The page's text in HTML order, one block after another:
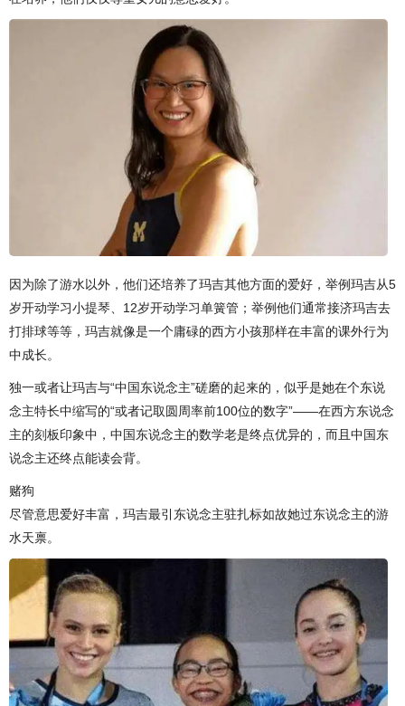
因为除了游水以外，他们还培养了玛吉其他方面的爱好，举例玛吉从5
岁开动学习小提琴、12岁开动学习单簧管；举例他们通常接济玛吉去
打排球等等，玛吉就像是一个庸碌的西方小孩那样在丰富的课外行为
中成长。
独一或者让玛吉与“中国东说念主”磋磨的起来的，似乎是她在个东说
念主特长中缩写的“或者记取圆周率前100位的数字”——在西方东说念
主的刻板印象中，中国东说念主的数学老是终点优异的，而且中国东
说念主还终点能读会背。
赌狗
尽管意思爱好丰富，玛吉最引东说念主驻扎标如故她过东说念主的游
水天禀。